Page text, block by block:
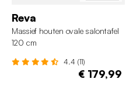
Reva
Massief houten ovale salontafel
120 cm
4.4 (11)
€ 179,99